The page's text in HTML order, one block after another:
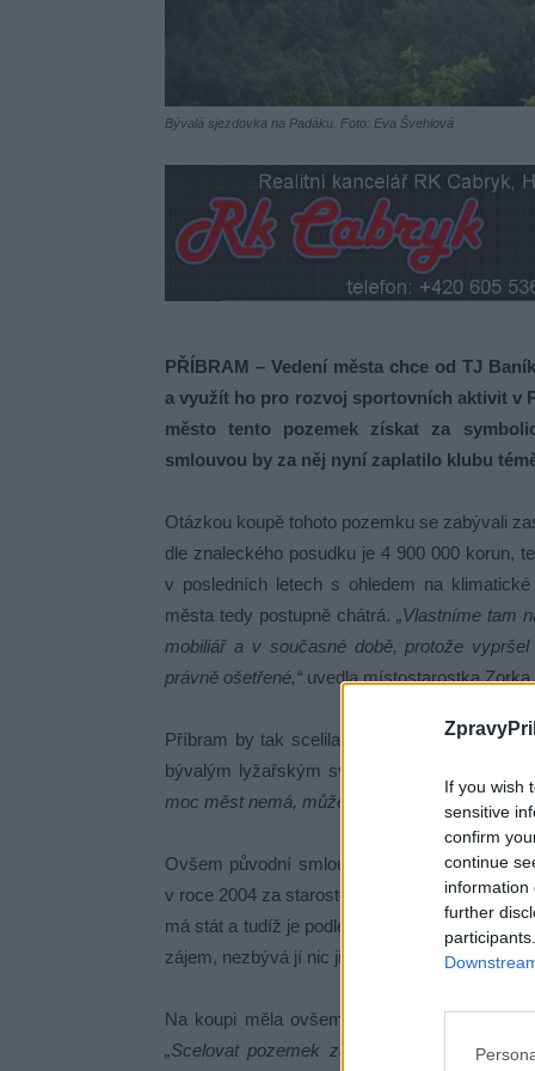
If you wish
sensitive
confirm
continue
information
further
Bývalá sjezdovka na Padáku. Foto: Eva Švehlová
PŘÍBRAM – Vedení města chce od TJ
a využít ho pro rozvoj sportovních aktivit v
město tento pozemek získat za
smlouvou by za něj nyní zaplatilo klubu
Otázkou koupě tohoto pozemku se zabývali
dle znaleckého posudku je 4 900 000 korun,
v posledních letech s ohledem na
města tedy postupně chátrá. „Vlastníme tam
mobiliář a v současné době, protože
právně ošetřené,“ uvedla místostarostka
Příbram by tak scelila své pozemky v této
bývalým lyžařským svahem.
moc měst nemá, může to přilákat lidi,“míní
Ovšem původní smlouva o budoucím
v roce 2004 za starostování Ivana Fuksy
má stát a tudíž je podle právního názoru
zájem, nezbývá jí nic jiného než ho koupit.
Na koupi měla ovšem poněkud jiný názor
„Scelovat pozemek za pět milionů je